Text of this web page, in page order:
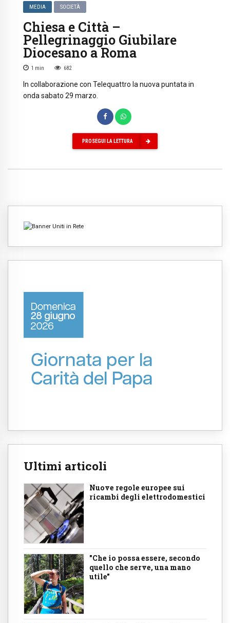
MEDIA SOCIETÀ
Chiesa e Città –
Pellegrinaggio Giubilare
Diocesano a Roma
1 min 682
In collaborazione con Telequattro la nuova puntata in
onda sabato 29 marzo.
PROSEGUI LA LETTURA
Ultimi articoli
Nuove regole europee sui
ricambi degli elettrodomestici
"Che io possa essere, secondo
quello che serve, una mano
utile"